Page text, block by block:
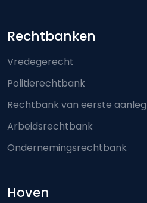
Footer-menu
Rechtbanken
Vredegerecht
Politierechtbank
Rechtbank van eerste aanleg
Arbeidsrechtbank
Ondernemingsrechtbank
Hoven